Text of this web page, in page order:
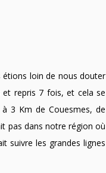
étions loin de nous douter
repris 7 fois, et cela se
3 Km de Couesmes, de
pas dans notre région où
suivre les grandes lignes